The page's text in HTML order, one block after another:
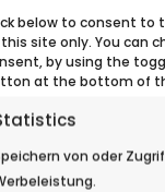
below to consent to
site only. You can
by using the
at the bottom of
von oder